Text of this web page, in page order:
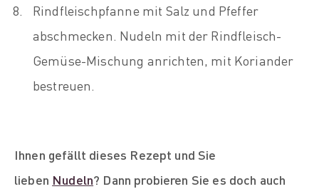
Rindfleischpfanne mit Salz und Pfeffer
abschmecken. Nudeln mit der Rindfleisch-
Gemüse-Mischung anrichten, mit Koriander
bestreuen.
Ihnen gefällt dieses Rezept und Sie
lieben Nudeln? Dann probieren Sie es doch auch